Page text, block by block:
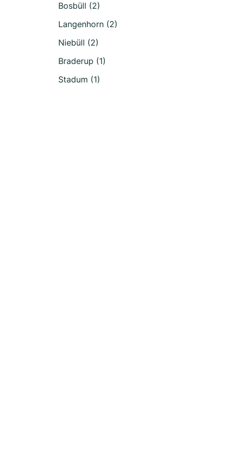
Bosbüll (2)
Langenhorn (2)
Niebüll (2)
Braderup (1)
Stadum (1)